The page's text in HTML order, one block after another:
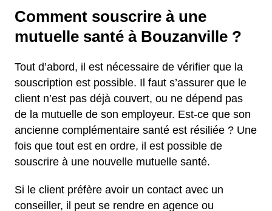
Comment souscrire à une
mutuelle santé à Bouzanville ?
Tout d’abord, il est nécessaire de vérifier que la
souscription est possible. Il faut s’assurer que le
client n’est pas déjà couvert, ou ne dépend pas
de la mutuelle de son employeur. Est-ce que son
ancienne complémentaire santé est résiliée ? Une
fois que tout est en ordre, il est possible de
souscrire à une nouvelle mutuelle santé.
Si le client préfère avoir un contact avec un
conseiller, il peut se rendre en agence ou